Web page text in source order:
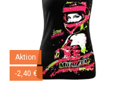
Aktion
-2,40 €